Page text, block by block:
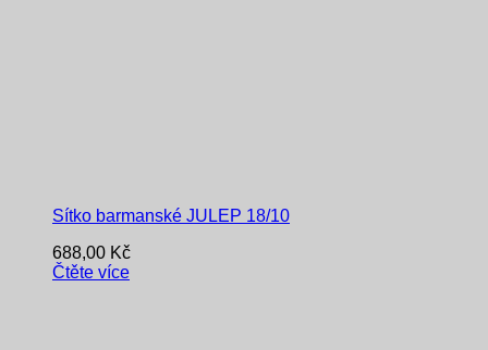
Sítko barmanské JULEP 18/10
688,00 Kč
Čtěte více